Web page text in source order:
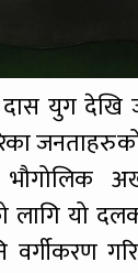
युग देखि
भौगोलिक
लागि यो
वर्गीकरण